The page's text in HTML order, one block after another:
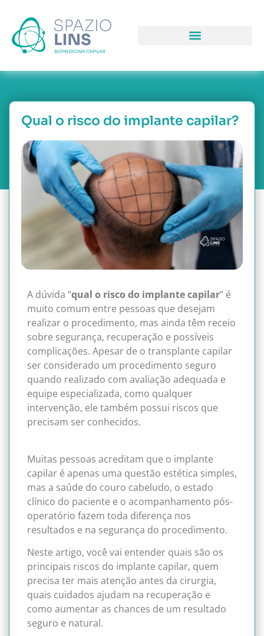
Qual o risco do implante capilar?
A dúvida “qual o risco do implante capilar” é
muito comum entre pessoas que desejam
realizar o procedimento, mas ainda têm receio
sobre segurança, recuperação e possíveis
complicações. Apesar de o transplante capilar
ser considerado um procedimento seguro
quando realizado com avaliação adequada e
equipe especializada, como qualquer
intervenção, ele também possui riscos que
precisam ser conhecidos.
Muitas pessoas acreditam que o implante
capilar é apenas uma questão estética simples,
mas a saúde do couro cabeludo, o estado
clínico do paciente e o acompanhamento pós-
operatório fazem toda diferença nos
resultados e na segurança do procedimento.
Neste artigo, você vai entender quais são os
principais riscos do implante capilar, quem
precisa ter mais atenção antes da cirurgia,
quais cuidados ajudam na recuperação e
como aumentar as chances de um resultado
seguro e natural.